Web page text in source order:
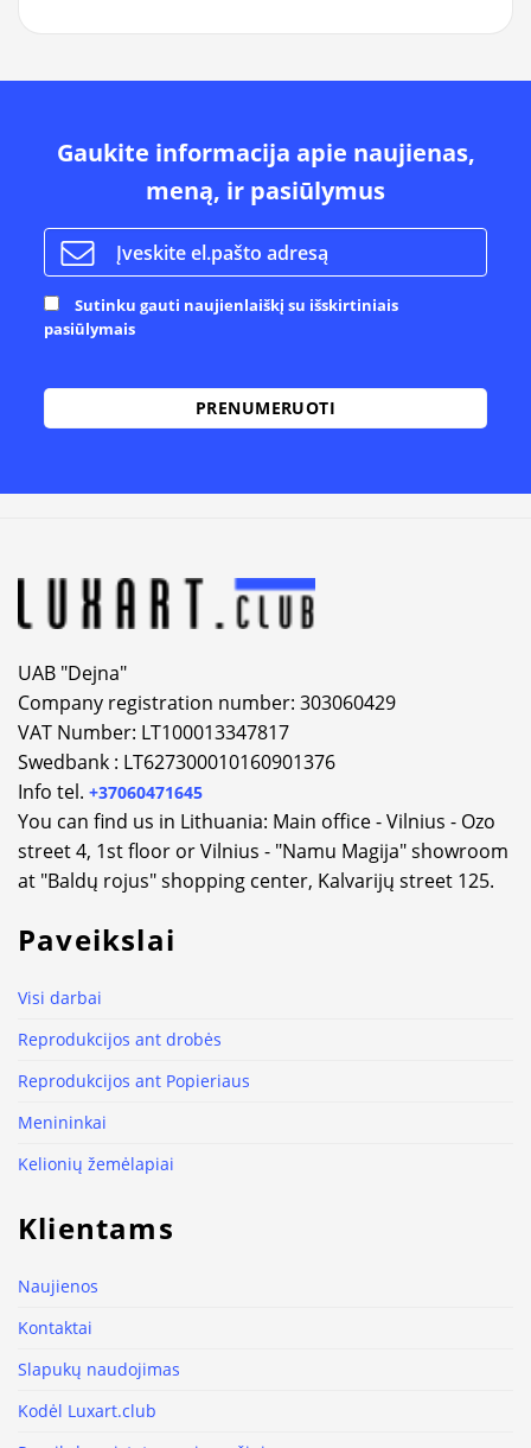
Gaukite informacija apie naujienas,
meną, ir pasiūlymus
Sutinku gauti naujienlaiškį su išskirtiniais
pasiūlymais
UAB "Dejna"
Company registration number: 303060429
VAT Number: LT100013347817
Swedbank : LT627300010160901376
Info tel. +37060471645
You can find us in Lithuania: Main office - Vilnius - Ozo
street 4, 1st floor or Vilnius - "Namu Magija" showroom
at "Baldų rojus" shopping center, Kalvarijų street 125.
Paveikslai
Visi darbai
Reprodukcijos ant drobės
Reprodukcijos ant Popieriaus
Menininkai
Kelionių žemėlapiai
Klientams
Naujienos
Kontaktai
Slapukų naudojimas
Kodėl Luxart.club